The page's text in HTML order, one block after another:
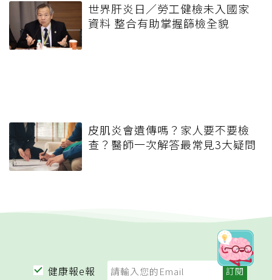
世界肝炎日／勞工健檢未入國家
資料 整合有助掌握篩檢全貌
皮肌炎會遺傳嗎？家人要不要檢
查？醫師一次解答最常見3大疑問
健康報e報